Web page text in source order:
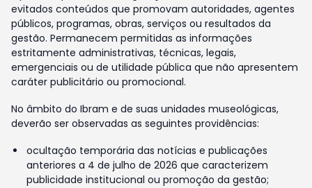
evitados conteúdos que promovam autoridades, agentes
públicos, programas, obras, serviços ou resultados da
gestão. Permanecem permitidas as informações
estritamente administrativas, técnicas, legais,
emergenciais ou de utilidade pública que não apresentem
caráter publicitário ou promocional.
No âmbito do Ibram e de suas unidades museológicas,
deverão ser observadas as seguintes providências:
ocultação temporária das notícias e publicações
anteriores a 4 de julho de 2026 que caracterizem
publicidade institucional ou promoção da gestão;